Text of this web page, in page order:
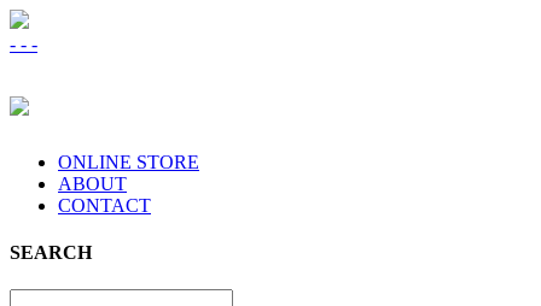
- - -
ONLINE STORE
ABOUT
CONTACT
SEARCH